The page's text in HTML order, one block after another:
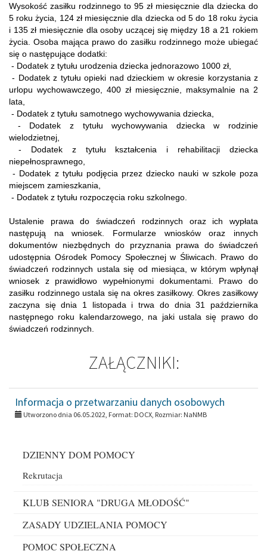
Wysokość zasiłku rodzinnego to 95 zł miesięcznie dla dziecka do
5 roku życia, 124 zł miesięcznie dla dziecka od 5 do 18 roku życia
i 135 zł miesięcznie dla osoby uczącej się między 18 a 21 rokiem
życia. Osoba mająca prawo do zasiłku rodzinnego może ubiegać
się o następujące dodatki:
- Dodatek z tytułu urodzenia dziecka jednorazowo 1000 zł,
- Dodatek z tytułu opieki nad dzieckiem w okresie korzystania z
urlopu wychowawczego, 400 zł miesięcznie, maksymalnie na 2
lata,
- Dodatek z tytułu samotnego wychowywania dziecka,
- Dodatek z tytułu wychowywania dziecka w rodzinie
wielodzietnej,
- Dodatek z tytułu kształcenia i rehabilitacji dziecka
niepełnosprawnego,
- Dodatek z tytułu podjęcia przez dziecko nauki w szkole poza
miejscem zamieszkania,
- Dodatek z tytułu rozpoczęcia roku szkolnego.
Ustalenie prawa do świadczeń rodzinnych oraz ich wypłata
następują na wniosek. Formularze wniosków oraz innych
dokumentów niezbędnych do przyznania prawa do świadczeń
udostępnia Ośrodek Pomocy Społecznej w Śliwicach. Prawo do
świadczeń rodzinnych ustala się od miesiąca, w którym wpłynął
wniosek z prawidłowo wypełnionymi dokumentami. Prawo do
zasiłku rodzinnego ustala się na okres zasiłkowy. Okres zasiłkowy
zaczyna się dnia 1 listopada i trwa do dnia 31 października
następnego roku kalendarzowego, na jaki ustala się prawo do
świadczeń rodzinnych.
ZAŁĄCZNIKI:
Informacja o przetwarzaniu danych osobowych
Utworzono dnia 06.05.2022, Format: DOCX, Rozmiar: NaNMB
Menu
DZIENNY DOM POMOCY
Rekrutacja
KLUB SENIORA "DRUGA MŁODOŚĆ"
ZASADY UDZIELANIA POMOCY
POMOC SPOŁECZNA